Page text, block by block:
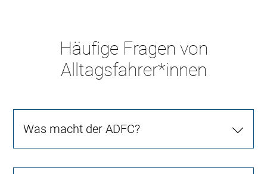
Häufige Fragen von
Alltagsfahrer*innen
Was macht der ADFC?